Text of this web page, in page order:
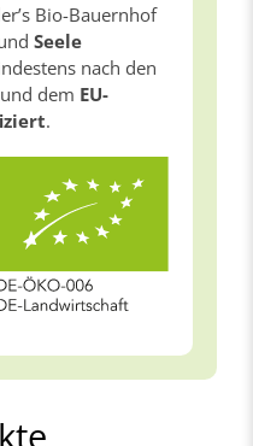
Bio-Bauernhof
Seele
nach den
und dem EU-
.